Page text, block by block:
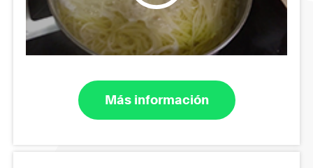
Más información